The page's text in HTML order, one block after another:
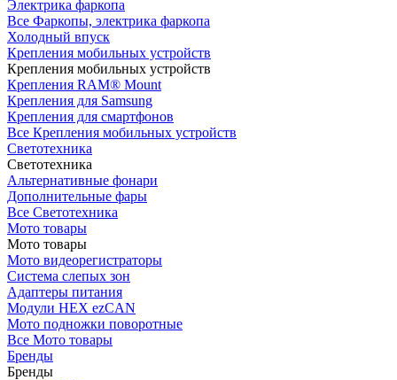
Электрика фаркопа
Все Фаркопы, электрика фаркопа
Холодный впуск
Крепления мобильных устройств
Крепления мобильных устройств
Крепления RAM® Mount
Крепления для Samsung
Крепления для смартфонов
Все Крепления мобильных устройств
Светотехника
Светотехника
Альтернативные фонари
Дополнительные фары
Все Светотехника
Мото товары
Мото товары
Мото видеорегистраторы
Система слепых зон
Адаптеры питания
Модули HEX ezCAN
Мото подножки поворотные
Все Мото товары
Бренды
Бренды